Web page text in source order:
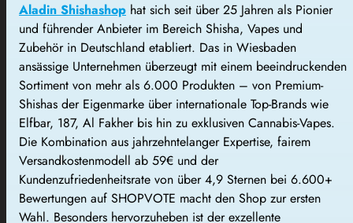
Aladin Shishashop hat sich seit über 25 Jahren als Pionier
und führender Anbieter im Bereich Shisha, Vapes und
Zubehör in Deutschland etabliert. Das in Wiesbaden
ansässige Unternehmen überzeugt mit einem beeindruckenden
Sortiment von mehr als 6.000 Produkten – von Premium-
Shishas der Eigenmarke über internationale Top-Brands wie
Elfbar, 187, Al Fakher bis hin zu exklusiven Cannabis-Vapes.
Die Kombination aus jahrzehntelanger Expertise, fairem
Versandkostenmodell ab 59€ und der
Kundenzufriedenheitsrate von über 4,9 Sternen bei 6.600+
Bewertungen auf SHOPVOTE macht den Shop zur ersten
Wahl. Besonders hervorzuheben ist der exzellente